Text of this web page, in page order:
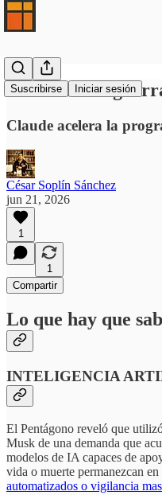
Suscribirse Iniciar sesión
Grok va a la
Claude acelera la
César Soplín Sánchez
jun 21, 2026
1
1
Compartir
Lo que hay que
INTELIGENCIA
El Pentágono reveló que
Musk de una demanda que
modelos de IA capaces de
vida o muerte permanezcan
automatizados o vigilancia